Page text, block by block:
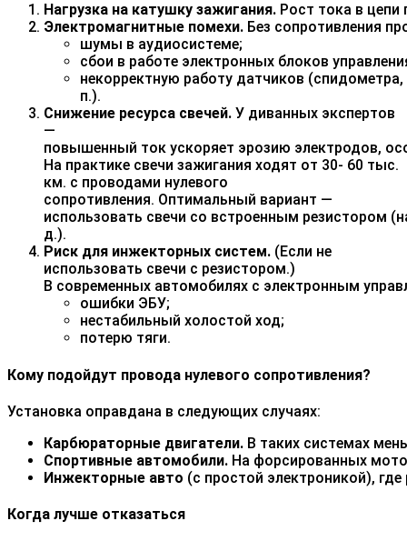
Нагрузка на катушку зажигания. Рост тока в цепи
Электромагнитные помехи. Без сопротивления
шумы в аудиосистеме;
сбои в работе электронных блоков
некорректную работу датчиков
п.).
Снижение ресурса свечей. У диванных экспертов
—
повышенный ток ускоряет эрозию электродов,
На практике свечи зажигания ходят от 30- 60 тыс.
км. с проводами нулевого
сопротивления. Оптимальный вариант —
использовать свечи со встроенным резистором
д.).
Риск для инжекторных систем. (Если не
использовать свечи с резистором.)
В современных автомобилях с электронным
ошибки ЭБУ;
нестабильный холостой ход;
потерю тяги.
Кому подойдут провода нулевого сопротивления?
Установка оправдана в следующих случаях:
Карбюраторные двигатели. В таких системах
Спортивные автомобили. На форсированных
Инжекторные авто (с простой электроникой),
Когда лучше отказаться